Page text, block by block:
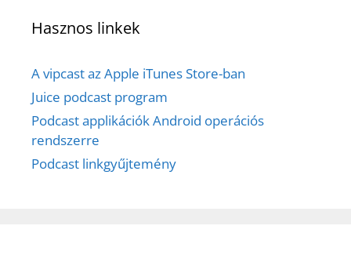
Hasznos linkek
A vipcast az Apple iTunes Store-ban
Juice podcast program
Podcast applikációk Android operációs
rendszerre
Podcast linkgyűjtemény